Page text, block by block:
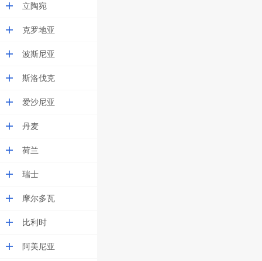
立陶宛
克罗地亚
波斯尼亚
斯洛伐克
爱沙尼亚
丹麦
荷兰
瑞士
摩尔多瓦
比利时
阿美尼亚